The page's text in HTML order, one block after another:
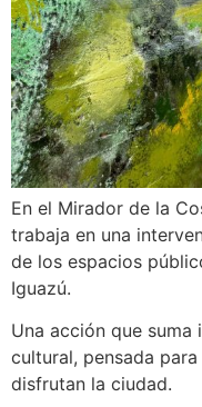
En el Mirador de la
trabaja en una
de los espacios
Iguazú.
Una acción que
cultural, pensada
disfrutan la ciudad.